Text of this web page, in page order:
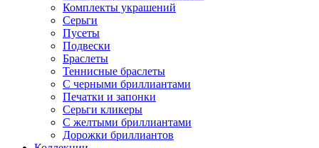
Комплекты украшений
Серьги
Пусеты
Подвески
Браслеты
Теннисные браслеты
C черными бриллиантами
Печатки и запонки
Серьги кликеры
С желтыми бриллиантами
Дорожки бриллиантов